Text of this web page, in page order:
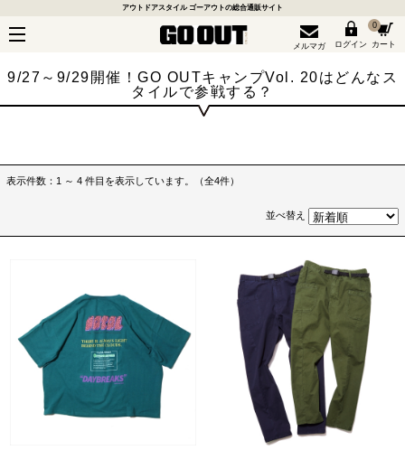
アウトドアスタイル ゴーアウトの総合通販サイト
メルマガ ログイン
0
カート
9/27～9/29開催！GO OUTキャンプVol. 20はどんなス
タイルで参戦する？
表示件数：1 ～ 4 件目を表示しています。（全4件）
並べ替え